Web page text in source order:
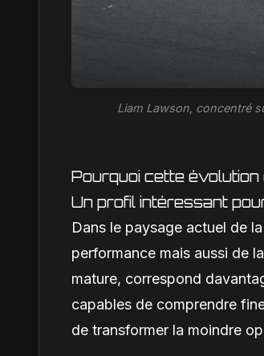
Liam Lawson, concentré
Pourquoi cette
Un profil intéressant
Dans le paysage actuel de
performance mais aussi de
mature, correspond
capables de comprendre
de transformer la moindre